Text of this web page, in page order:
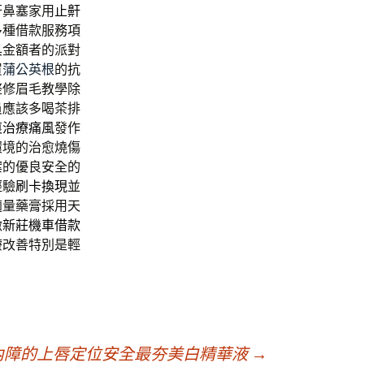
塞家用 止鼾
借款服務項
額者的派對
蒲公英根的抗
眉毛教學除
該多喝茶排
治療痛風發作
的治愈燒傷
優良安全的
刷卡換現並
藥膏採用天
新莊機車借款
善特別是輕
的上唇定位安全最夯美白精華液→